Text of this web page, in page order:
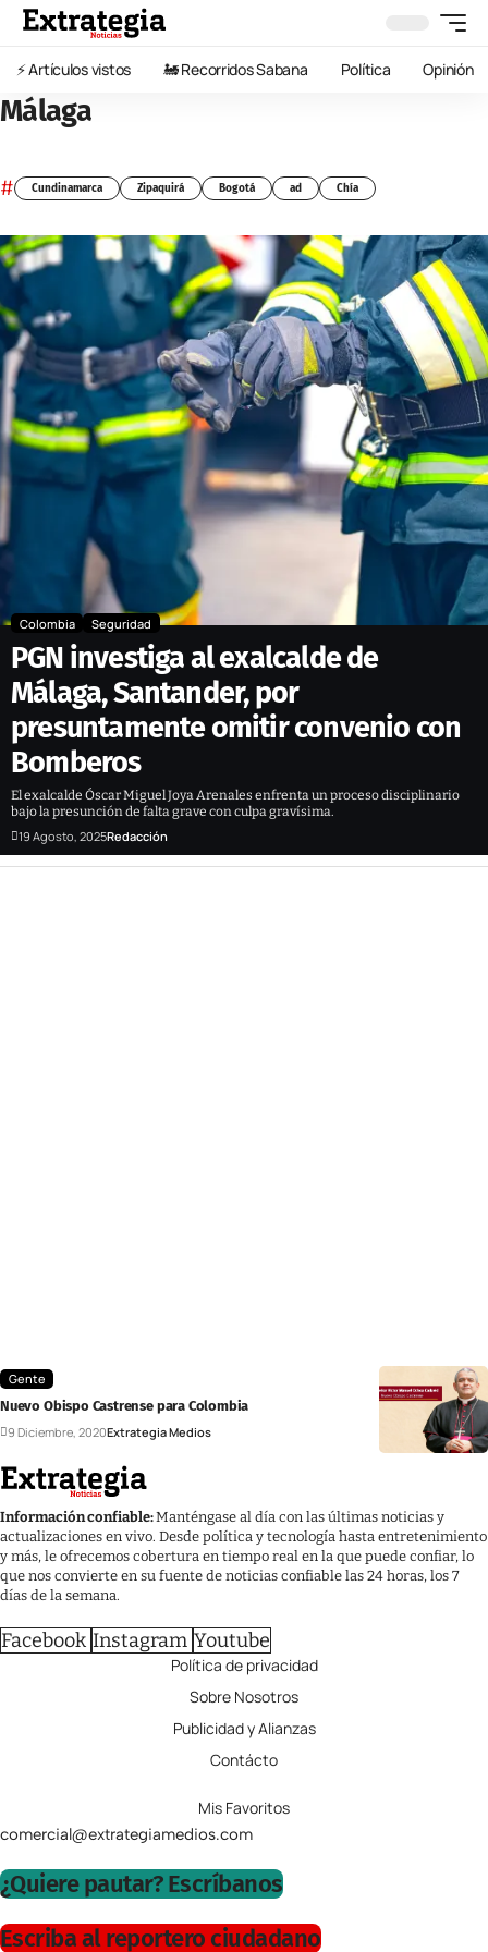
⚡️ Artículos vistos 🚂 Recorridos Sabana Política Opinión
Málaga
# Cundinamarca Zipaquirá Bogotá ad Chía
Colombia Seguridad
PGN investiga al exalcalde de
Málaga, Santander, por
presuntamente omitir convenio con
Bomberos
El exalcalde Óscar Miguel Joya Arenales enfrenta un proceso disciplinario
bajo la presunción de falta grave con culpa gravísima.
19 Agosto, 2025Redacción
Gente
Nuevo Obispo Castrense para Colombia
9 Diciembre, 2020Extrategia Medios
Información confiable:Manténgase al día con las últimas noticias y
actualizaciones en vivo. Desde política y tecnología hasta entretenimiento
y más, le ofrecemos cobertura en tiempo real en la que puede confiar, lo
que nos convierte en su fuente de noticias confiable las 24 horas, los 7
días de la semana.
Facebook Instagram Youtube
Política de privacidad
Sobre Nosotros
Publicidad y Alianzas
Contácto
Mis Favoritos
comercial@extrategiamedios.com
¿Quiere pautar? Escríbanos
Escriba al reportero ciudadano